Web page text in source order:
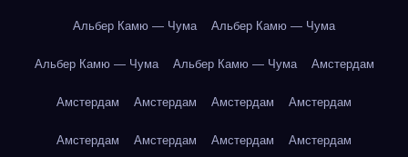
Альбер Камю — Чума Альбер Камю — Чума
Альбер Камю — Чума Альбер Камю — Чума Амстердам
Амстердам Амстердам Амстердам Амстердам
Амстердам Амстердам Амстердам Амстердам